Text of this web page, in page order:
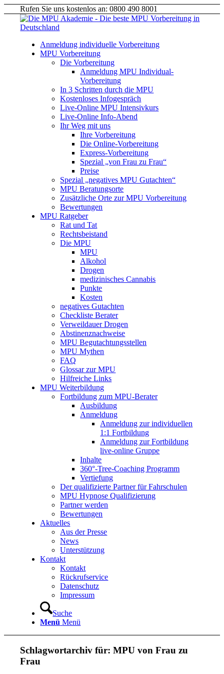
Rufen Sie uns kostenlos an: 0800 490 8001
Anmeldung individuelle Vorbereitung
MPU Vorbereitung
Die Vorbereitung
Anmeldung MPU Individual-
Vorbereitung
In 3 Schritten durch die MPU
Kostenloses Infogespräch
Live-Online MPU Intensivkurs
Live-Online Info-Abend
Ihr Weg mit uns
Ihre Vorbereitung
Die Online-Vorbereitung
Express-Vorbereitung
Spezial „von Frau zu Frau“
Preise
Spezial „negatives MPU Gutachten“
MPU Beratungsorte
Zusätzliche Orte zur MPU Vorbereitung
Bewertungen
MPU Ratgeber
Rat und Tat
Rechtsbeistand
Die MPU
MPU
Alkohol
Drogen
medizinisches Cannabis
Punkte
Kosten
negatives Gutachten
Checkliste Berater
Verweildauer Drogen
Abstinenznachweise
MPU Begutachtungsstellen
MPU Mythen
FAQ
Glossar zur MPU
Hilfreiche Links
MPU Weiterbildung
Fortbildung zum MPU-Berater
Ausbildung
Anmeldung
Anmeldung zur individuellen
1:1 Fortbildung
Anmeldung zur Fortbildung
live-online Gruppe
Inhalte
360°-Tree-Coaching Programm
Vertiefung
Der qualifizierte Partner für Fahrschulen
MPU Hypnose Qualifizierung
Partner werden
Bewertungen
Aktuelles
Aus der Presse
News
Unterstützung
Kontakt
Kontakt
Rückrufservice
Datenschutz
Impressum
Suche
Menü Menü
Schlagwortarchiv für:MPU von Frau zu
Frau